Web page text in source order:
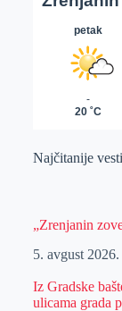
Najčitanije vesti
„Zrenjanin
5. avgust 2026.
Iz Gradske
ulicama grada